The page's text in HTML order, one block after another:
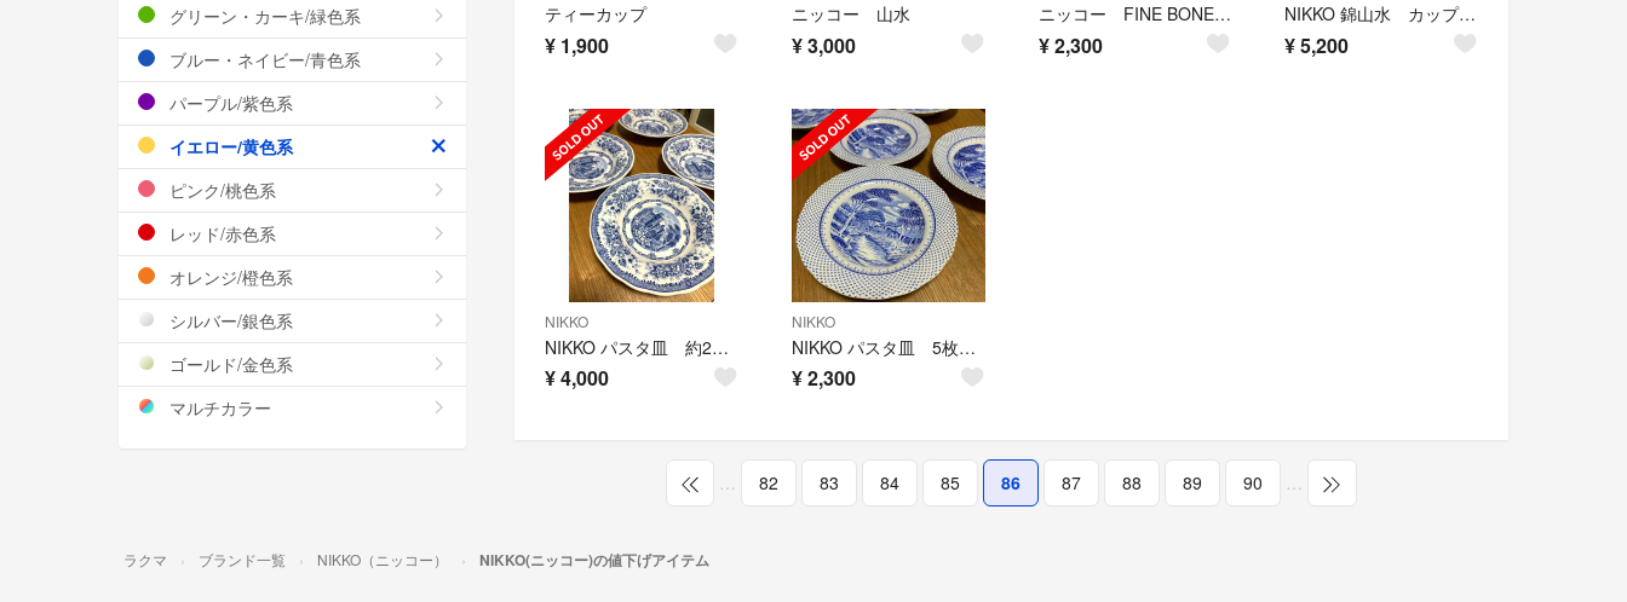
ティーカップ
¥ 1,900
ニッコー 山水
¥3,000
ニッコー FINE BONE CHINA ピンクタンブラー グラス
¥2,300
NIKKO 錦山水 カップ 皿
¥5,200
NIKKO
NIKKO パスタ皿 約23cm 未使用品 5枚
¥4,000
NIKKO
NIKKO パスタ皿 5枚 売り切り価格
¥2,300
82 83 84 85 86 87 88 89 90
グリーン・カーキ/緑色系
ブルー・ネイビー/青色系
パープル/紫色系
イエロー/黄色系
ピンク/桃色系
レッド/赤色系
オレンジ/橙色系
シルバー/銀色系
ゴールド/金色系
マルチカラー
ラクマ ブランド一覧 NIKKO（ニッコー） NIKKO(ニッコー)の値下げアイテム